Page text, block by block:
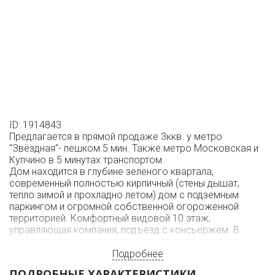
ID: 1914843
Предлагается в прямой продаже 3ккв. у метро
"Звёздная"- пешком 5 мин. Также метро Московская и
Купчино в 5 минутах транспортом.
Дом находится в глубине зеленого квартала,
современный полностью кирпичный (стены дышат,
тепло зимой и прохладно летом) дом с подземным
паркингом и огромной собственной огороженной
территорией. Комфортный видовой 10 этаж,
управляющая компания, подъезд с консьержем. В
Согласно проекта в квартире комфортно разместятся
Подробнее